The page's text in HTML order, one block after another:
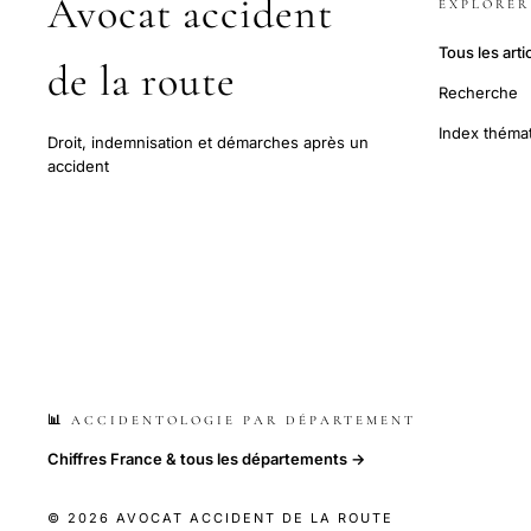
Avocat accident
de la route
Droit, indemnisation et démarches après un
accident
EXPLORER
Tous les
Recherche
Index
📊 ACCIDENTOLOGIE PAR DÉPARTEMENT
Chiffres France & tous les départements →
© 2026 AVOCAT ACCIDENT DE LA ROUTE